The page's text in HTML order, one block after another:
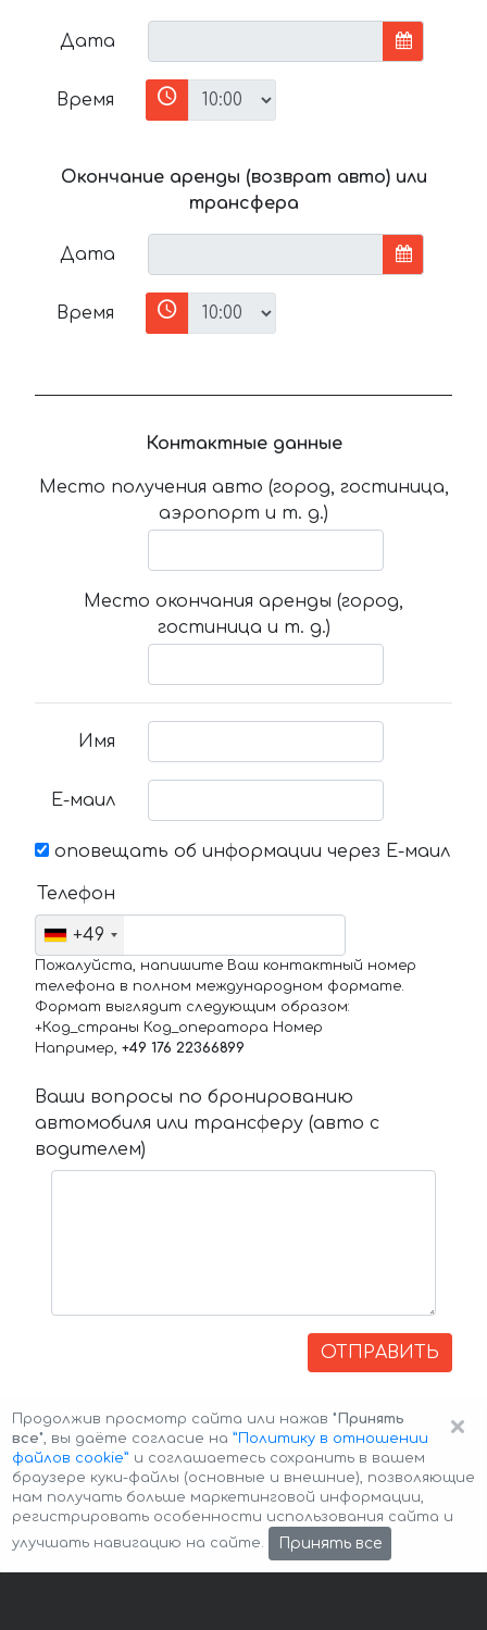
Дата
Время
Окончание аренды (возврат авто) или
трансфера
Дата
Время
Контактные данные
Место получения авто (город, гостиница,
аэропорт и т. д.)
Место окончания аренды (город,
гостиница и т. д.)
Имя
Е-маил
оповещать об информации через Е-маил
Телефон
+49
Пожалуйста, напишите Ваш контактный номер
телефона в полном международном формате.
Формат выглядит следующим образом:
+Код_страны Код_оператора Номер
Например, +49 176 22366899
Ваши вопросы по бронированию
автомобиля или трансферу (авто с
водителем)
ОТПРАВИТЬ
Авторские права © 2026 Авто-Аренда Cookie Policy
×
Продолжив просмотр сайта или нажав "Принять
все", вы даёте согласие на ”Политику в отношении
файлов cookie” и соглашаетесь сохранить в вашем
браузере куки-файлы (основные и внешние), позволяющие
нам получать больше маркетинговой информации,
регистрировать особенности использования сайта и
улучшать навигацию на сайте.
Принять все